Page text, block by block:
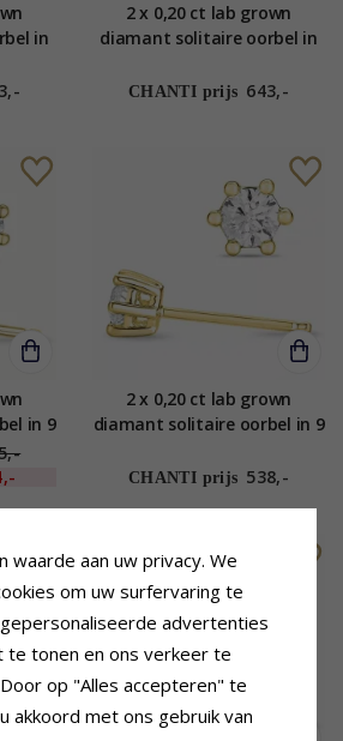
in
2 x 0,20 ct lab grown
diamant solitaire oorbel in
grown diamant
CHANTI prijs 643,-
in 9
2 x 0,20 ct lab grown
diamant solitaire oorbel in 9
diamant
CHANTI prijs 538,-
waarde aan uw privacy. We
om uw surfervaring te
advertenties
te tonen en ons verkeer te
op "Alles accepteren" te
akkoord met ons gebruik van